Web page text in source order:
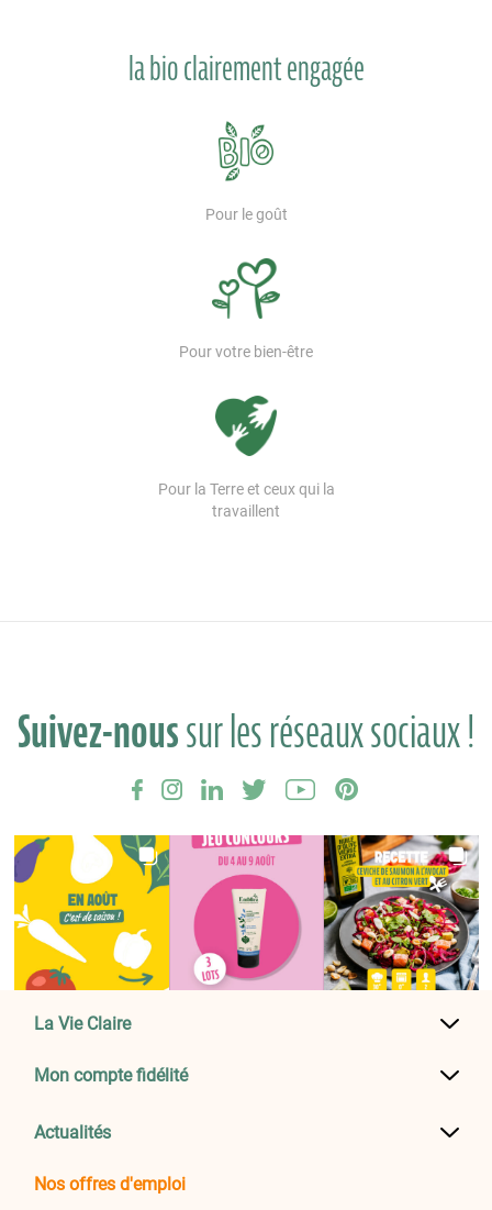
la bio clairement engagée
Pour le goût
Pour votre bien-être
Pour la Terre et ceux qui la
travaillent
Suivez-noussur les réseaux sociaux !
La Vie Claire
Mon compte fidélité
Actualités
Nos offres d'emploi